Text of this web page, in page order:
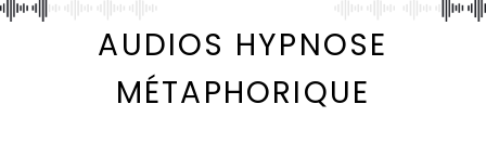
AUDIOS HYPNOSE
MÉTAPHORIQUE